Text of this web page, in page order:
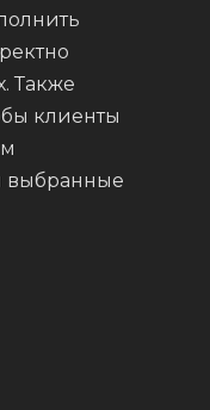
Также
клиенты
выбранные